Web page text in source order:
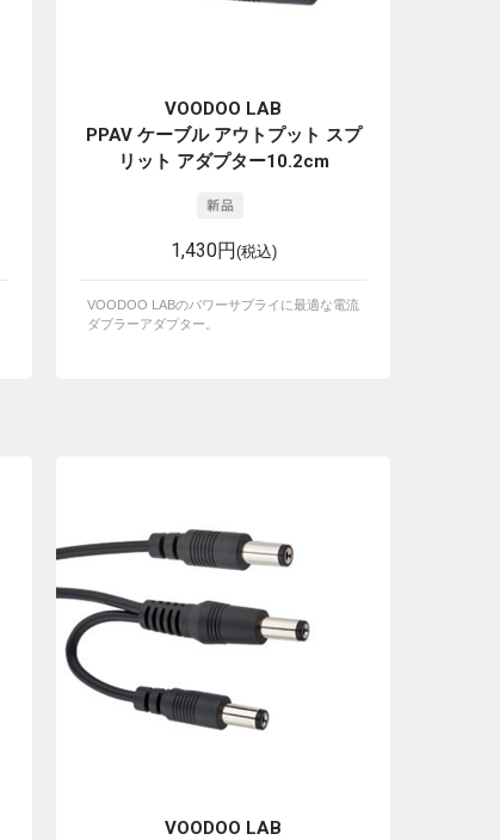
VOODOO LAB
PPAV ケーブル アウトプット スプ
リット アダプター10.2cm
1,430円(税込)
VOODOO LABのパワーサプライに最適な電流
ダブラーアダプター。
VOODOO LAB